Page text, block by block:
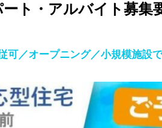
ート・アルバイト募
可／オープニング／小規模施設